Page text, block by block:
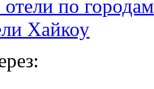
отели по городам
Хайкоу